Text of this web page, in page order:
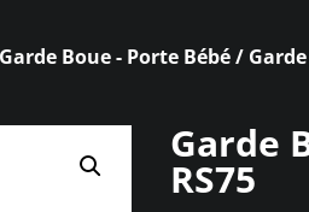
Boue - Porte Bébé/
Garde
RS75